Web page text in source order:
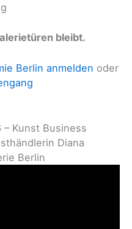
bleibt.
Berlin anmelden oder
– Kunst Business
Diana
Berlin